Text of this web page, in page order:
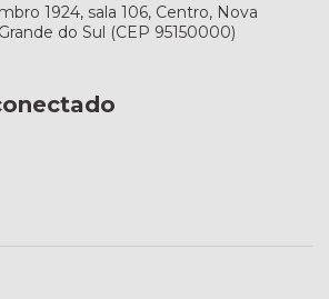
1924, sala 106, Centro, Nova
do Sul (CEP 95150000)